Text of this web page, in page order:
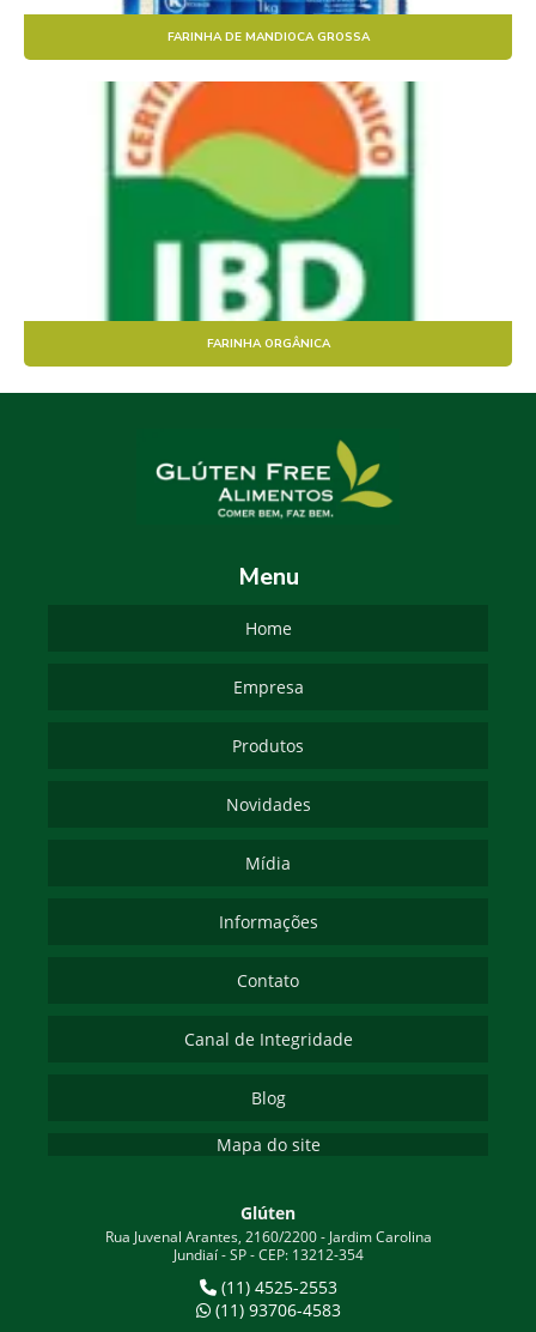
FARINHA DE MANDIOCA GROSSA
FARINHA ORGÂNICA
Menu
Home
Empresa
Produtos
Novidades
Mídia
Informações
Contato
Canal de Integridade
Blog
Mapa do site
Glúten
Rua Juvenal Arantes, 2160/2200 - Jardim Carolina
Jundiaí - SP - CEP: 13212-354
(11) 4525-2553
(11) 93706-4583